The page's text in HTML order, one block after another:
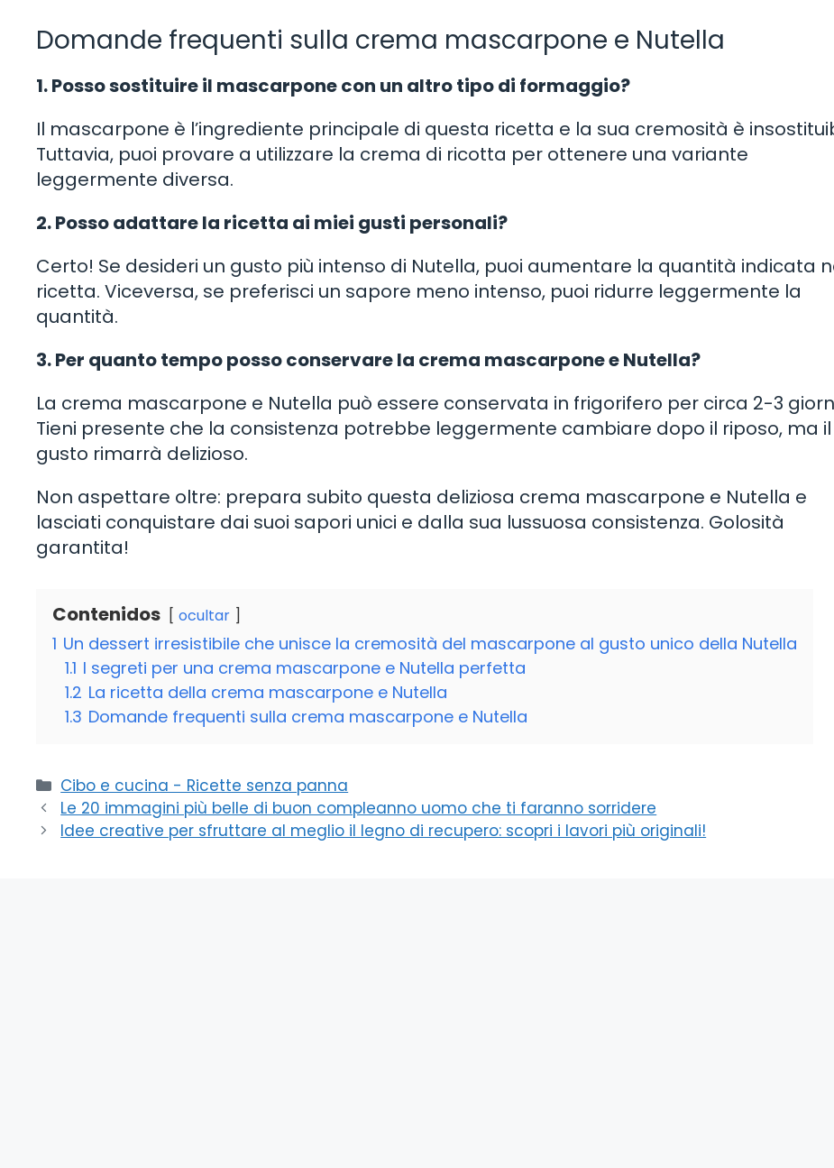
Domande frequenti sulla crema mascarpone e Nutella
1. Posso sostituire il mascarpone con un altro tipo di formaggio?
Il mascarpone è l’ingrediente principale di questa ricetta e la sua cremosità è
Tuttavia, puoi provare a utilizzare la crema di ricotta per ottenere una variante
leggermente diversa.
2. Posso adattare la ricetta ai miei gusti personali?
Certo! Se desideri un gusto più intenso di Nutella, puoi aumentare la quantità indicata
ricetta. Viceversa, se preferisci un sapore meno intenso, puoi ridurre leggermente la
quantità.
3. Per quanto tempo posso conservare la crema mascarpone e Nutella?
La crema mascarpone e Nutella può essere conservata in frigorifero per circa 2-3
Tieni presente che la consistenza potrebbe leggermente cambiare dopo il riposo, ma il
gusto rimarrà delizioso.
Non aspettare oltre: prepara subito questa deliziosa crema mascarpone e Nutella e
lasciati conquistare dai suoi sapori unici e dalla sua lussuosa consistenza. Golosità
garantita!
Contenidos ocultar
1 Un dessert irresistibile che unisce la cremosità del mascarpone al gusto unico della Nutella
1.1 I segreti per una crema mascarpone e Nutella perfetta
1.2 La ricetta della crema mascarpone e Nutella
1.3 Domande frequenti sulla crema mascarpone e Nutella
Categorie
Cibo e cucina - Ricette senza panna
Le 20 immagini più belle di buon compleanno uomo che ti faranno sorridere
Idee creative per sfruttare al meglio il legno di recupero: scopri i lavori più originali!